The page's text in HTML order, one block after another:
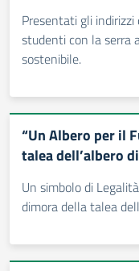
Presentati gli
studenti con la serra
sostenibile.
“Un Albero per il
talea dell’albero
Un simbolo di
dimora della talea